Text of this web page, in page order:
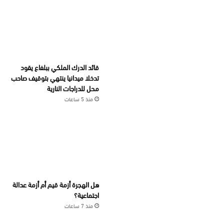
قائد الدرك الملكي ببلفاع يقود
تدخلا ميدانيا ينتهي بتوقيف صاحب
محل للدراجات النارية
منذ 5 ساعات
هل الهجرة أزمة قيم أم أزمة عدالة
اجتماعية؟
منذ 7 ساعات